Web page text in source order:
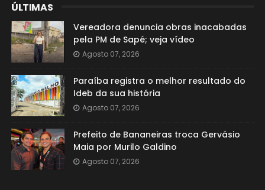
ÚLTIMAS
Vereadora denuncia obras inacabadas
pela PM de Sapé; veja vídeo
Agosto 07, 2026
Paraíba registra o melhor resultado do
Ideb da sua história
Agosto 07, 2026
Prefeito de Bananeiras troca Gervásio
Maia por Murilo Galdino
Agosto 07, 2026